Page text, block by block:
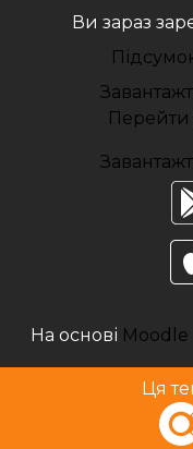
Ви зараз
Перейти
На основі Moodle
Ця